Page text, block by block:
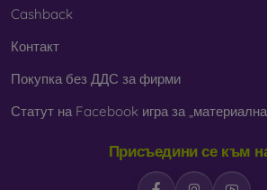
Cashback
Контакт
Покупка без ДДС за фирми
Статут на Facebook игра за
Присъедини се към